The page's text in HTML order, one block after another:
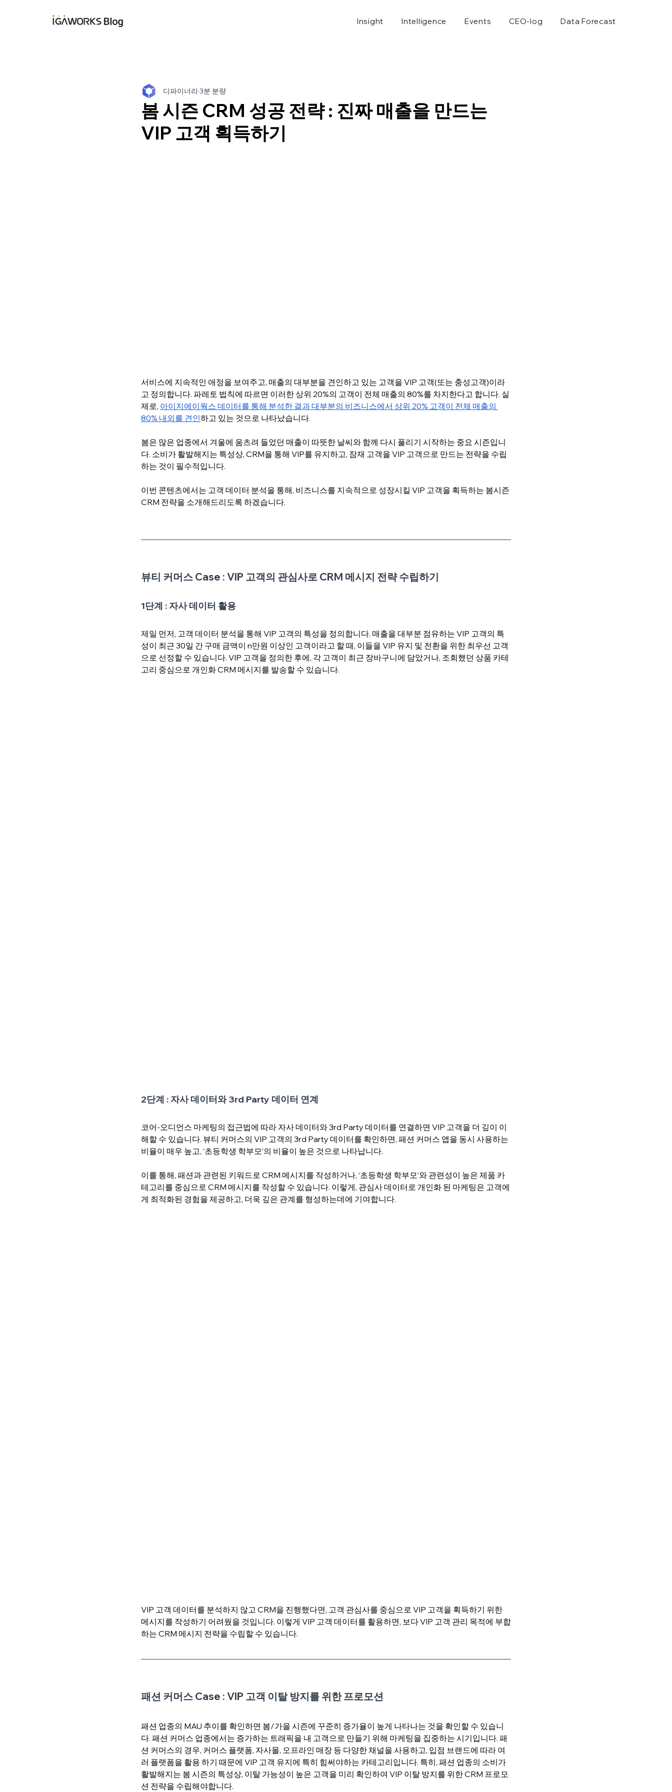
Insight Intelligence Events CEO-log Data Forecast
봄 시즌 CRM 성공 전략 : 진짜 매출을 만드는
VIP 고객 획득하기
디파이너리 3분 분량
서비스에 지속적인 애정을 보여주고, 매출의 대부분을 견인하고 있는 고객을 VIP 고객(또는 충성고객)이라
고 정의합니다. 파레토 법칙에 따르면 이러한 상위 20%의 고객이 전체 매출의 80%를 차지한다고 합니다. 실
제로, 아이지에이웍스 데이터를 통해 분석한 결과 대부분의 비즈니스에서 상위 20% 고객이 전체 매출의
80% 내외를 견인하고 있는 것으로 나타났습니다.
봄은 많은 업종에서 겨울에 움츠려 들었던 매출이 따뜻한 날씨와 함께 다시 풀리기 시작하는 중요 시즌입니
다. 소비가 활발해지는 특성상, CRM을 통해 VIP를 유지하고, 잠재 고객을 VIP 고객으로 만드는 전략을 수립
하는 것이 필수적입니다.
이번 콘텐츠에서는 고객 데이터 분석을 통해, 비즈니스를 지속적으로 성장시킬 VIP 고객을 획득하는 봄시즌
CRM 전략을 소개해드리도록 하겠습니다.
뷰티 커머스 Case : VIP 고객의 관심사로 CRM 메시지 전략 수립하기
1단계 : 자사 데이터 활용
제일 먼저, 고객 데이터 분석을 통해 VIP 고객의 특성을 정의합니다. 매출을 대부분 점유하는 VIP 고객의 특
성이 최근 30일 간 구매 금액이 n만원 이상인 고객이라고 할 때, 이들을 VIP 유지 및 전환을 위한 최우선 고객
으로 선정할 수 있습니다. VIP 고객을 정의한 후에, 각 고객이 최근 장바구니에 담았거나, 조회했던 상품 카테
고리 중심으로 개인화 CRM 메시지를 발송할 수 있습니다.
2단계 : 자사 데이터와 3rd Party 데이터 연계
코어-오디언스 마케팅의 접근법에 따라 자사 데이터와 3rd Party 데이터를 연결하면 VIP 고객을 더 깊이 이
해할 수 있습니다. 뷰티 커머스의 VIP 고객의 3rd Party 데이터를 확인하면, 패션 커머스 앱을 동시 사용하는
비율이 매우 높고, ‘초등학생 학부모’의 비율이 높은 것으로 나타납니다.
이를 통해, 패션과 관련된 키워드로 CRM 메시지를 작성하거나, ‘초등학생 학부모’와 관련성이 높은 제품 카
테고리를 중심으로 CRM 메시지를 작성할 수 있습니다. 이렇게, 관심사 데이터로 개인화 된 마케팅은 고객에
게 최적화된 경험을 제공하고, 더욱 깊은 관계를 형성하는데에 기여합니다.
VIP 고객 데이터를 분석하지 않고 CRM을 진행했다면, 고객 관심사를 중심으로 VIP 고객을 획득하기 위한
메시지를 작성하기 어려웠을 것입니다. 이렇게 VIP 고객 데이터를 활용하면, 보다 VIP 고객 관리 목적에 부합
하는 CRM 메시지 전략을 수립할 수 있습니다.
패션 커머스 Case : VIP 고객 이탈 방지를 위한 프로모션
패션 업종의 MAU 추이를 확인하면 봄/가을 시즌에 꾸준히 증가율이 높게 나타나는 것을 확인할 수 있습니
다. 패션 커머스 업종에서는 증가하는 트래픽을 내 고객으로 만들기 위해 마케팅을 집중하는 시기입니다. 패
션 커머스의 경우, 커머스 플랫폼, 자사몰, 오프라인 매장 등 다양한 채널을 사용하고, 입점 브랜드에 따라 여
러 플랫폼을 활용 하기 때문에 VIP 고객 유지에 특히 힘써야하는 카테고리입니다. 특히, 패션 업종의 소비가
활발해지는 봄 시즌의 특성상, 이탈 가능성이 높은 고객을 미리 확인하여 VIP 이탈 방지를 위한 CRM 프로모
션 전략을 수립해야합니다.